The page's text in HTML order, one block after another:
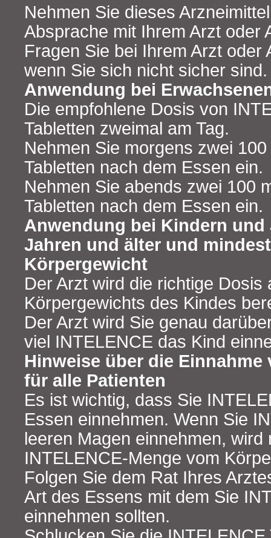
Nehmen Sie dieses
Absprache mit Ihrem Arzt oder
Fragen Sie bei Ihrem Arzt oder
wenn Sie sich nicht sicher sind.
Anwendung bei
Die empfohlene Dosis von
Tabletten zweimal am Tag.
Nehmen Sie morgens zwei
Tabletten nach dem Essen ein.
Nehmen Sie abends zwei 100
Tabletten nach dem Essen ein.
Anwendung bei Kindern
Jahren und älter und
Körpergewicht
Der Arzt wird die richtige Dosis
Körpergewichts des Kindes
Der Arzt wird Sie genau
viel INTELENCE das Kind
Hinweise über die Einnahme
für alle Patienten
Es ist wichtig, dass Sie
Essen einnehmen. Wenn Sie
leeren Magen einnehmen,
INTELENCE-Menge vom
Folgen Sie dem Rat Ihres
Art des Essens mit dem Sie
einnehmen sollten.